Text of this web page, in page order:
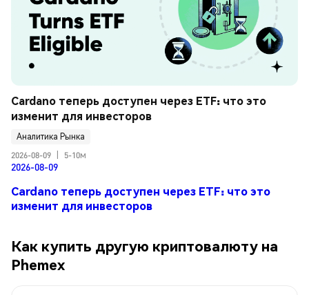
Cardano теперь доступен через ETF: что это
изменит для инвесторов
Аналитика Рынка
2026-08-09
5-10м
2026-08-09
Cardano теперь доступен через ETF: что это
изменит для инвесторов
Как купить другую криптовалюту на
Phemex